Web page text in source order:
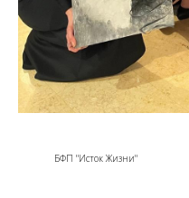
БФП "Исток Жизни"